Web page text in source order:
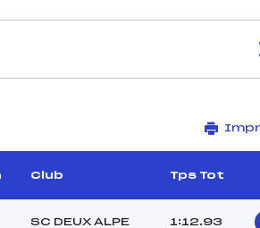
LA GRANDE
7882/
Club Tps Tot
SC DEUX ALPE 1:12.93